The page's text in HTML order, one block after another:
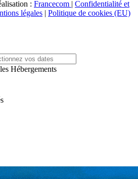
: Francecom | Confidentialité et
légales | Politique de cookies (EU)
Hébergements